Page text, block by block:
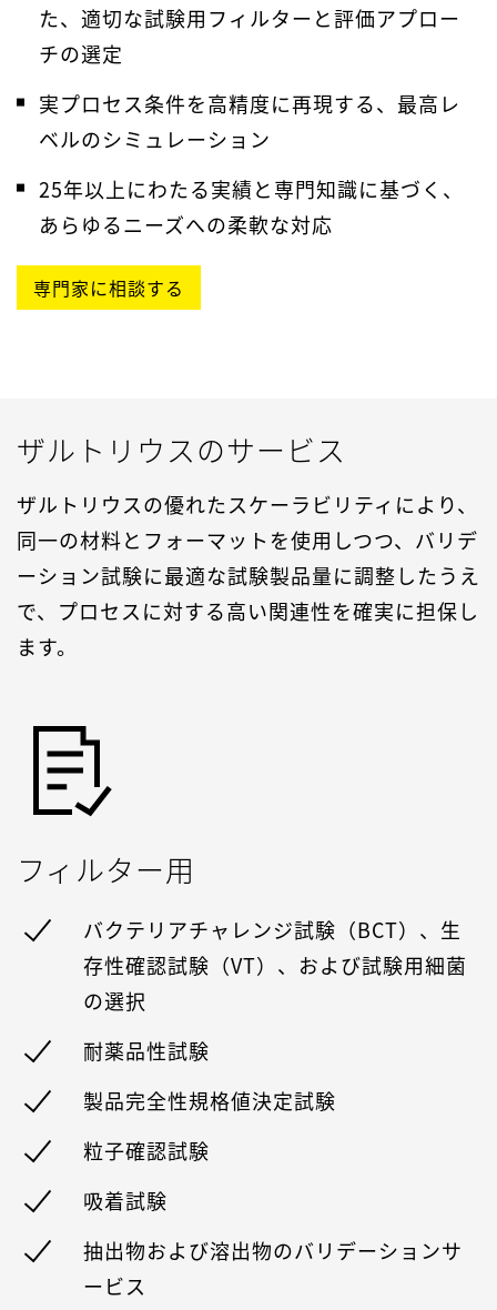
た、適切な試験用フィルターと評価アプロー
チの選定
実プロセス条件を高精度に再現する、最高レ
ベルのシミュレーション
25年以上にわたる実績と専門知識に基づく、
あらゆるニーズへの柔軟な対応
専門家に相談する
ザルトリウスのサービス
ザルトリウスの優れたスケーラビリティにより、
同一の材料とフォーマットを使用しつつ、バリデ
ーション試験に最適な試験製品量に調整したうえ
で、プロセスに対する高い関連性を確実に担保し
ます。
フィルター用
バクテリアチャレンジ試験（BCT）、生
存性確認試験（VT）、および試験用細菌
の選択
耐薬品性試験
製品完全性規格値決定試験
粒子確認試験
吸着試験
抽出物および溶出物のバリデーションサ
ービス